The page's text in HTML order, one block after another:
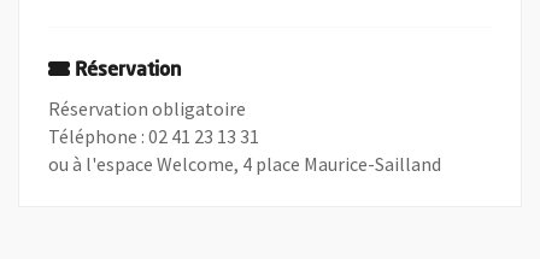
Réservation
Réservation obligatoire
Téléphone : 02 41 23 13 31
ou à l'espace Welcome, 4 place Maurice-Sailland